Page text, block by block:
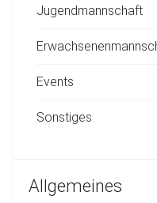
Jugendmannschaft
Events
Sonstiges
Allgemeines